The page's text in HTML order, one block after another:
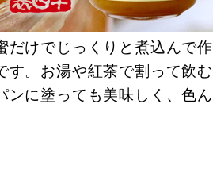
だけでじっくりと煮込んで作
す。お湯や紅茶で割って飲む
ンに塗っても美味しく、色ん